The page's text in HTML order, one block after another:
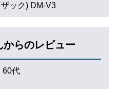
ック) DM-V3
からのレビュー
60代